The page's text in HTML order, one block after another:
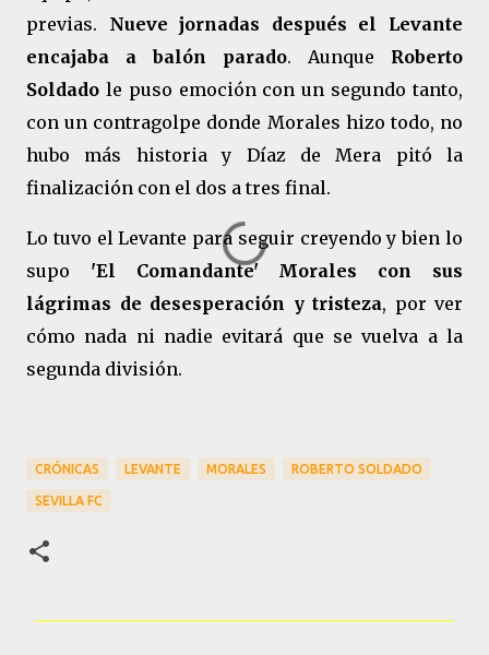
previas. Nueve jornadas después el Levante
encajaba a balón parado. Aunque Roberto
Soldado le puso emoción con un segundo tanto,
con un contragolpe donde Morales hizo todo, no
hubo más historia y Díaz de Mera pitó la
finalización con el dos a tres final.
Lo tuvo el Levante para seguir creyendo y bien lo
supo 'El Comandante' Morales con sus
lágrimas de desesperación y tristeza, por ver
cómo nada ni nadie evitará que se vuelva a la
segunda división.
CRÓNICAS LEVANTE MORALES ROBERTO SOLDADO
SEVILLA FC